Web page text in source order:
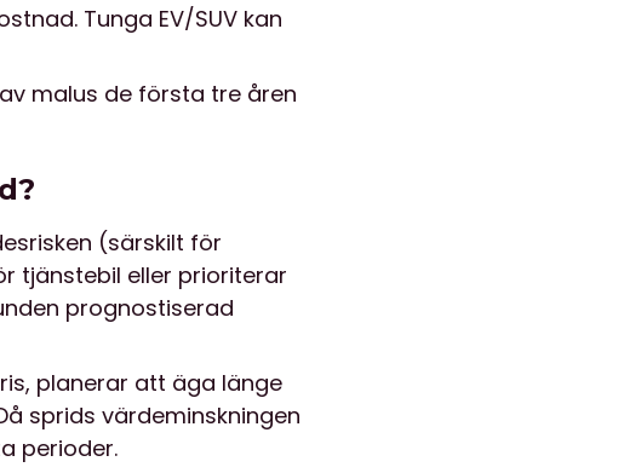
Tunga EV/SUV kan
malus de första tre åren
(särskilt för
tjänstebil eller prioriterar
prognostiserad
planerar att äga länge
sprids värdeminskningen
perioder.